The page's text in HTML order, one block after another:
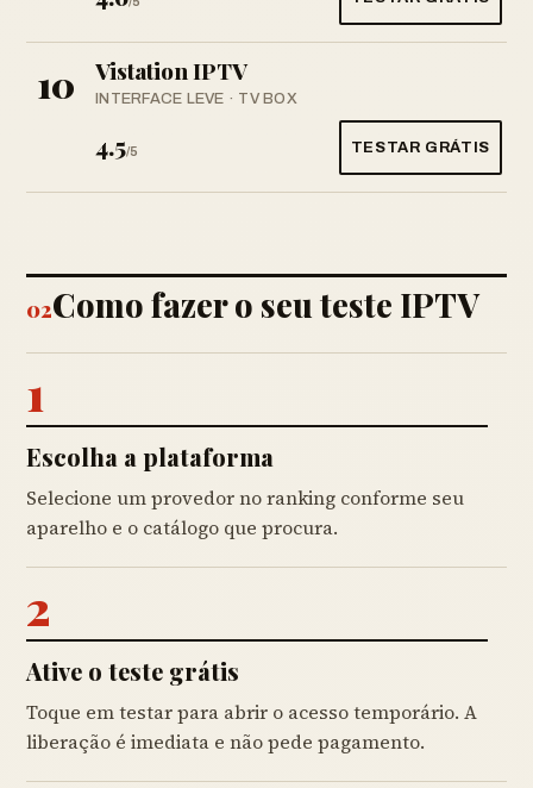
10 Vistation IPTV
INTERFACE LEVE · TV BOX
4.5/5 TESTAR GRÁTIS
02Como fazer o seu teste IPTV
1
Escolha a plataforma
Selecione um provedor no ranking conforme seu
aparelho e o catálogo que procura.
2
Ative o teste grátis
Toque em testar para abrir o acesso temporário. A
liberação é imediata e não pede pagamento.